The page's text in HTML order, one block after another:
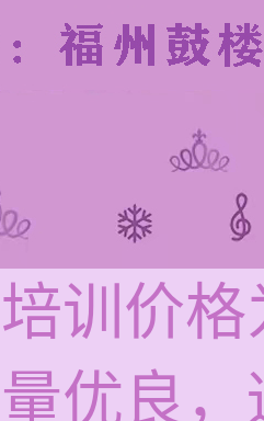
训价
优良